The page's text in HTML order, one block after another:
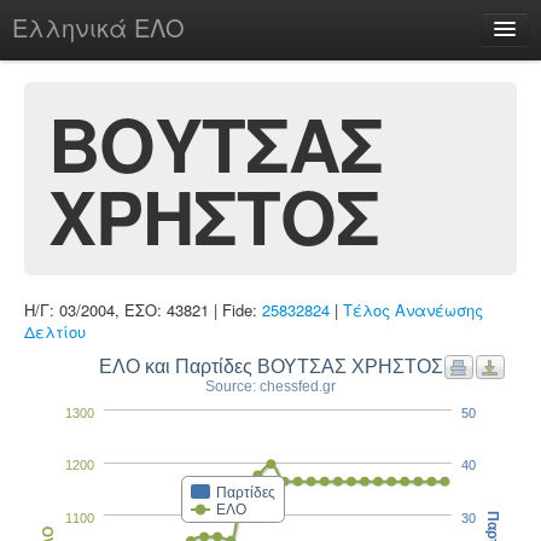
Ελληνικά ΕΛΟ
chesstu.be @ discord
Login
ΒΟΥΤΣΑΣ
ΧΡΗΣΤΟΣ
Η/Γ: 03/2004, ΕΣΟ: 43821 | Fide: 25832824 | Τέλος Ανανέωσης
Δελτίου
ΕΛΟ και Παρτίδες ΒΟΥΤΣΑΣ ΧΡΗΣΤΟΣ
Source: chessfed.gr
Παρτίδες
ΕΛΟ
1100
1200
1300
30
40
50